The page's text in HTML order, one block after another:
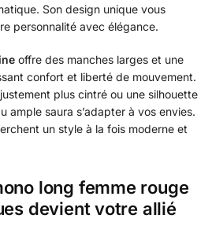
Son design unique vous
personnalité avec élégance.
offre des manches larges et une
confort et liberté de mouvement.
plus cintré ou une silhouette
ample saura s’adapter à vos envies.
un style à la fois moderne et
long femme rouge
devient votre allié